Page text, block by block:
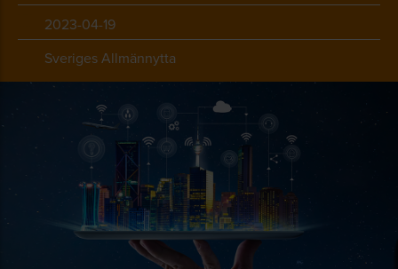
2023-04-19
Sveriges Allmännytta